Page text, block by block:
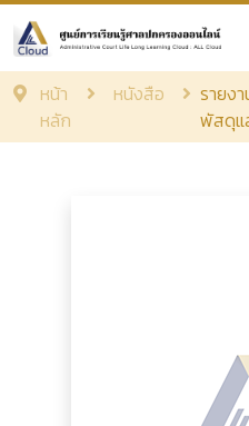
หน้า
หลัก
หนังสือ
รายง
พัสดุแ